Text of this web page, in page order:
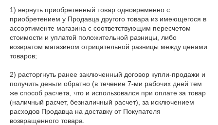
1) вернуть приобретенный товар одновременно с
приобретением у Продавца другого товара из имеющегося в
ассортименте магазина с соответствующим пересчетом
стоимости и уплатой положительной разницы, либо
возвратом магазином отрицательной разницы между ценами
товаров;
2) расторгнуть ранее заключенный договор купли-продажи и
получить деньги обратно (в течение 7-ми рабочих дней тем
же способ расчета, что и использовался при оплате за товар
(наличный расчет, безналичный расчет), за исключением
расходов Продавца на доставку от Покупателя
возвращенного товара.